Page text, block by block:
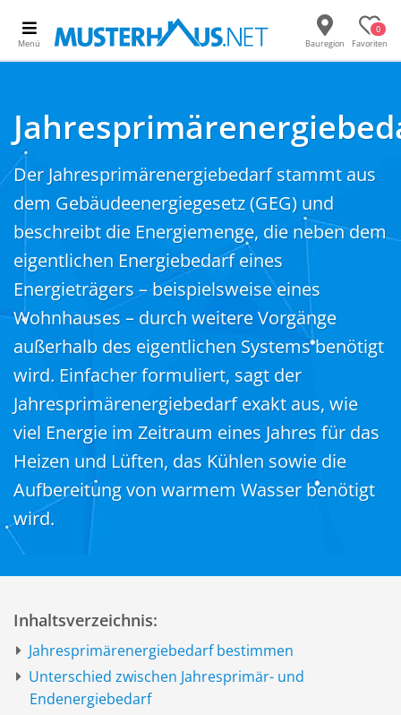
Menü Bauregion
0
Favoriten
Der Jahresprimärenergiebedarf stammt aus
dem Gebäudeenergiegesetz (GEG) und
beschreibt die Energiemenge, die neben dem
eigentlichen Energiebedarf eines
Energieträgers – beispielsweise eines
Wohnhauses – durch weitere Vorgänge
außerhalb des eigentlichen Systems benötigt
wird. Einfacher formuliert, sagt der
Jahresprimärenergiebedarf exakt aus, wie
viel Energie im Zeitraum eines Jahres für das
Heizen und Lüften, das Kühlen sowie die
Aufbereitung von warmem Wasser benötigt
wird.
Inhaltsverzeichnis:
Jahresprimärenergiebedarf bestimmen
Unterschied zwischen Jahresprimär- und
Endenergiebedarf